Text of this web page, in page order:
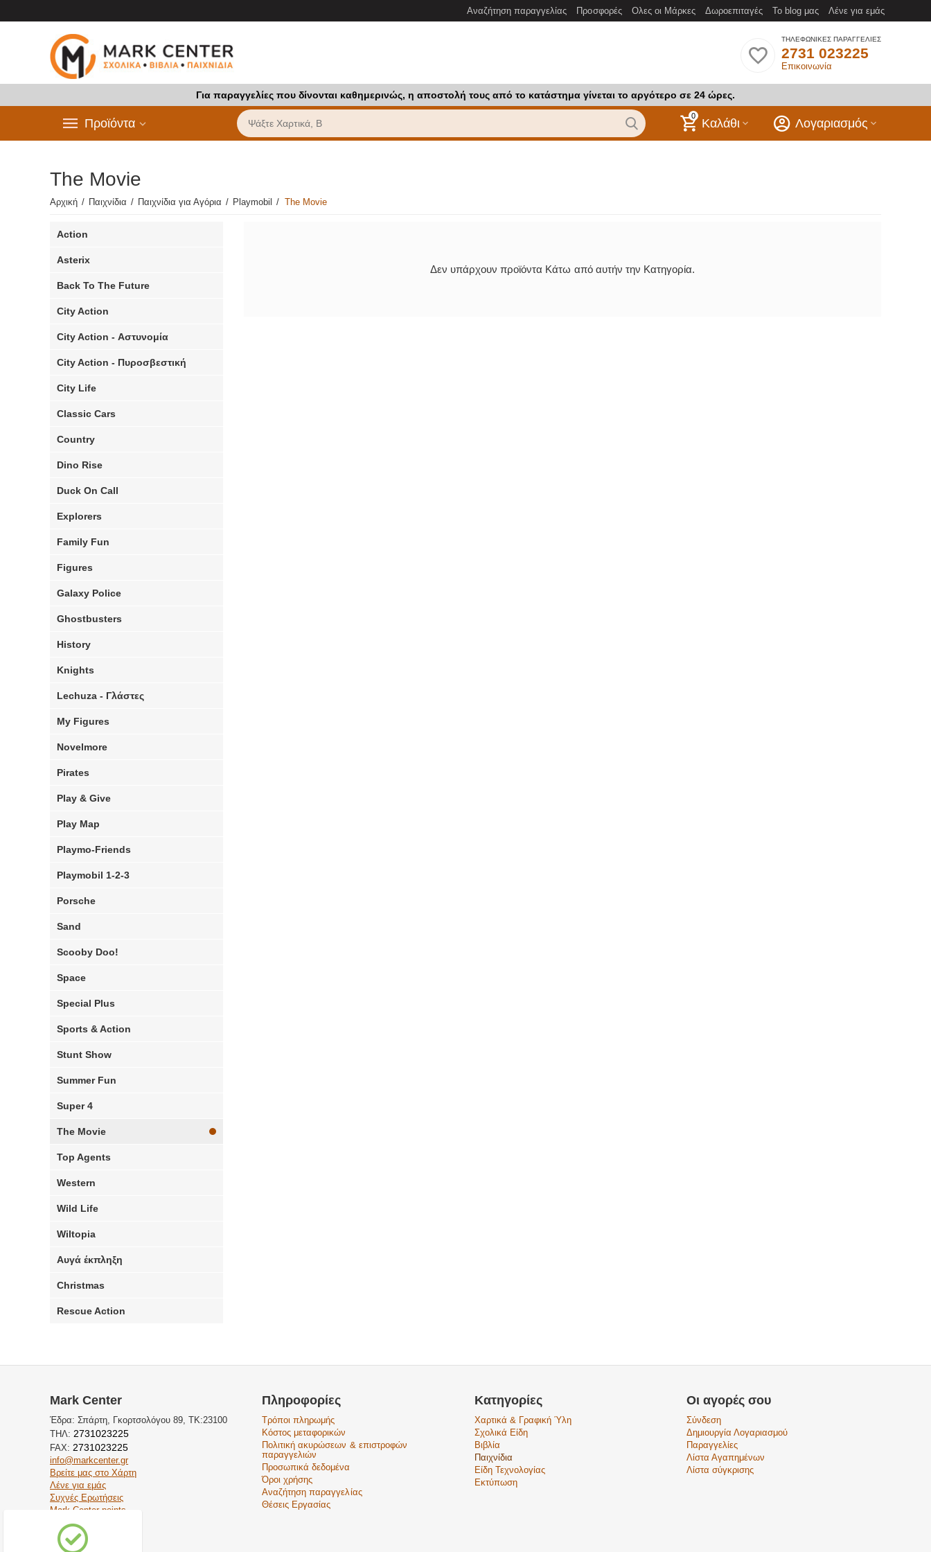
Αναζήτηση παραγγελίας Προσφορές Ολες οι Μάρκες Δωροεπιταγές Το blog μας Λένε για εμάς
ΤΗΛΕΦΩΝΙΚΕΣ ΠΑΡΑΓΓΕΛΙΕΣ
2731 023225
Επικοινωνία
Για παραγγελίες που δίνονται καθημερινώς, η αποστολή τους από το κατάστημα γίνεται το αργότερο σε 24 ώρες.
Προϊόντα Λογαριασμός
0
Καλάθι
The Movie
Αρχική / Παιχνίδια / Παιχνίδια για Αγόρια / Playmobil / The Movie
Δεν υπάρχουν προϊόντα Κάτω από αυτήν την Κατηγορία.
Action
Asterix
Back To The Future
City Action
City Action - Αστυνομία
City Action - Πυροσβεστική
City Life
Classic Cars
Country
Dino Rise
Duck On Call
Explorers
Family Fun
Figures
Galaxy Police
Ghostbusters
History
Knights
Lechuza - Γλάστες
My Figures
Novelmore
Pirates
Play & Give
Play Map
Playmo-Friends
Playmobil 1-2-3
Porsche
Sand
Scooby Doo!
Space
Special Plus
Sports & Action
Stunt Show
Summer Fun
Super 4
The Movie
Top Agents
Western
Wild Life
Wiltopia
Αυγά έκπληξη
Christmas
Rescue Action
Mark Center
Έδρα: Σπάρτη, Γκορτσολόγου 89, ΤΚ:23100
ΤΗΛ: 2731023225
FAX:2731023225
info@markcenter.gr
Βρείτε μας στο Χάρτη
Λένε για εμάς
Συχνές Ερωτήσεις
Mark Center points
Πληροφορίες
Τρόποι πληρωμής
Κόστος μεταφορικών
Πολιτική ακυρώσεων & επιστροφών
παραγγελιών
Προσωπικά δεδομένα
Όροι χρήσης
Αναζήτηση παραγγελίας
Θέσεις Εργασίας
Κατηγορίες
Χαρτικά & Γραφική Ύλη
Σχολικά Είδη
Βιβλία
Παιχνίδια
Είδη Τεχνολογίας
Εκτύπωση
Οι αγορές σου
Σύνδεση
Δημιουργία Λογαριασμού
Παραγγελίες
Λίστα Αγαπημένων
Λίστα σύγκρισης